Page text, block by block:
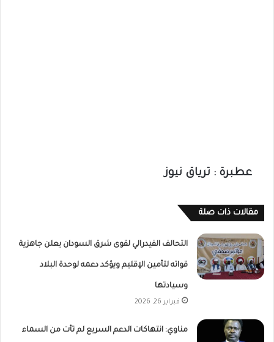
عطبرة : ترياق نيوز
مقالات ذات صلة
التحالف الفيدرالي لقوى شرق السودان يعلن جاهزية
قواته لتأمين الإقليم ويؤكد دعمه لوحدة البلاد
وسيادتها
فبراير 26, 2026
مناوي: انتهاكات الدعم السريع لم تأت من السماء